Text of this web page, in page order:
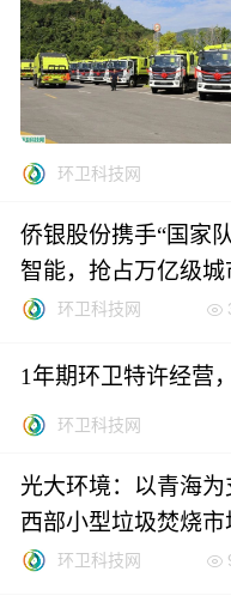
环卫科技网
侨银股份携手“国家
智能，抢占万亿级城
化“制空权”
环卫科技网
1年期环卫特许经营
环卫科技网
光大环境：以青海
西部小型垃圾焚烧市
环卫科技网